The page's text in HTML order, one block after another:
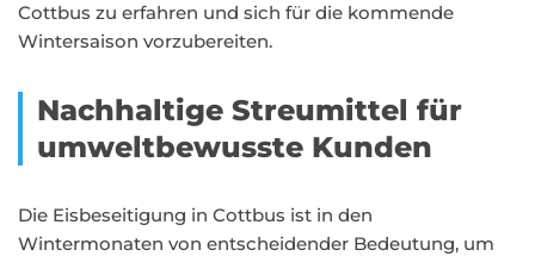
Cottbus zu erfahren und sich für die kommende
Wintersaison vorzubereiten.
Nachhaltige Streumittel für
umweltbewusste Kunden
Die Eisbeseitigung in Cottbus ist in den
Wintermonaten von entscheidender Bedeutung, um